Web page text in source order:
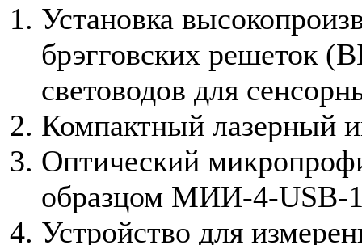
Установка
брэгговских решеток
световодов для
Компактный лазерный
Оптический
образцом МИИ-4-USB-
Устройство для